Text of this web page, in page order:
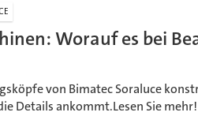
Worauf es bei
von Bimatec Soraluce
Details ankommt.Lesen Sie mehr!